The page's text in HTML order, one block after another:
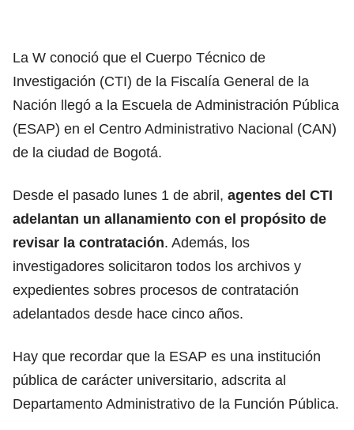
La W conoció que el Cuerpo Técnico de
Investigación (CTI) de la Fiscalía General de la
Nación llegó a la Escuela de Administración Pública
(ESAP) en el Centro Administrativo Nacional (CAN)
de la ciudad de Bogotá.
Desde el pasado lunes 1 de abril, agentes del CTI
adelantan un allanamiento con el propósito de
revisar la contratación. Además, los
investigadores solicitaron todos los archivos y
expedientes sobres procesos de contratación
adelantados desde hace cinco años.
Hay que recordar que la ESAP es una institución
pública de carácter universitario, adscrita al
Departamento Administrativo de la Función Pública.